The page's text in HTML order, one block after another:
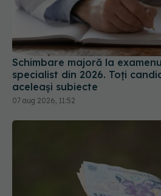
Schimbare majoră la
specialist din 2026. Toți
aceleași subiecte
07 aug 2026, 11:52